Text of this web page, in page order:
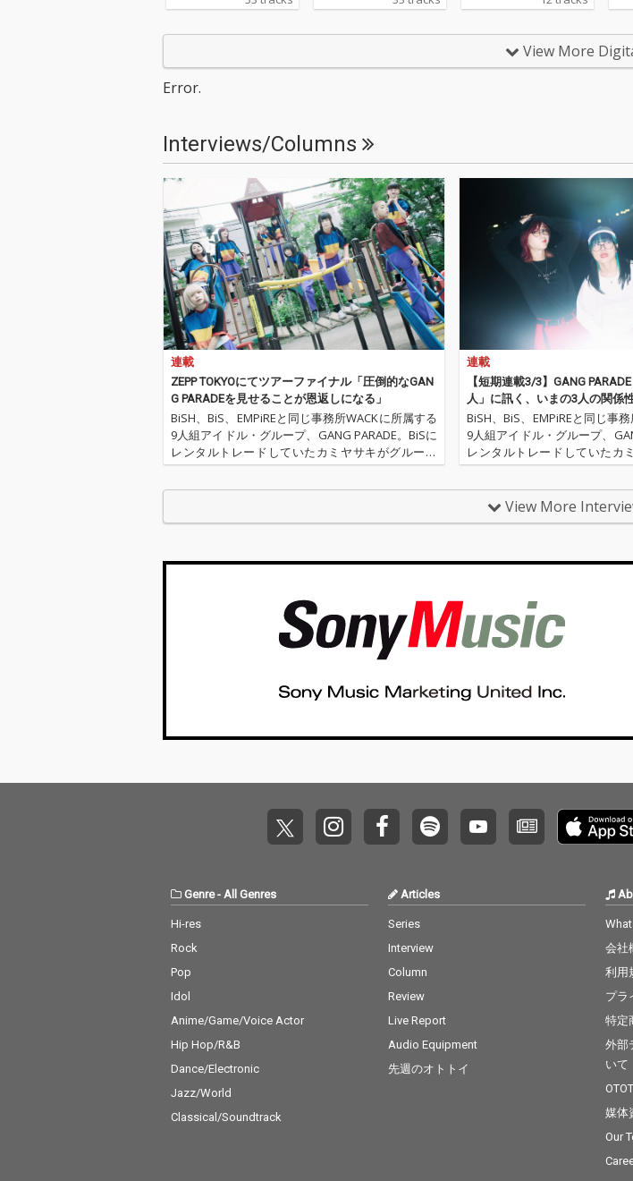
れる作品は、GANG PA
ちの10年間の歴史が凝
構成されたDisc1、11
人のメンバーが各自1
曲ずつセレクトしたDis
c2に加え、一般投票に
てDisc3の収録曲が決定
した。本アルバム収録
曲のうち、新たに11人
体制として収録する楽
曲は全て現在のメンバ
ー11人がボーカルの再
録を行った新バージョ
ンとして収録される。
Disc1（リード楽曲）の
再録でのボーカルレコ
ーディングディレクシ
ョンを、過去3曲の楽
曲提供とボーカルディ
レクションを行ってき
た草野華余子が担当し
ている。
れる作品は、GANG PA
構成されたDisc1、11
人のメンバーが各自1
曲ずつセレクトしたDis
c2に加え、一般投票に
てDisc3の収録曲が決定
した。本アルバム収録
曲のうち、新たに11人
体制として収録する楽
曲は全て現在のメンバ
ー11人がボーカルの再
録を行った新バージョ
ンとして収録される。
Disc1（リード楽曲）の
ーディングディレクシ
ョンを、過去3曲の楽
曲提供とボーカルディ
レクションを行ってき
た草野華余子が担当し
ている。
リースされる「GANG
NG PARADE SO LON
G!!」と11人体制での新
リ
G!!
View More
Error.
Interviews/Columns
連載
ZEPP TOKYOにてツアーファイナル「圧倒的なGAN
G PARADEを見せることが恩返しになる」
BiSH、BiS、EMPiREと同じ事務所WACKに所属する
9人組アイドル・グループ、GANG PARADE。BiSに
レンタルトレードしていたカミヤサキがグループ
に戻り、2018年3月12～18日にかけて開催された
連載
【短期連載3/3】GANG
人」に訊く、いまの3人の関係
からの未来
BiSH、BiS、EMPiREと同じ事
9人組アイドル・グループ、
レンタルトレードしていたカ
に戻り、2018年3月12～18日
View More
Genre- All Genres
Hi-res
Rock
Pop
Idol
Anime/Game/Voice Actor
Hip Hop/R&B
Dance/Electronic
Jazz/World
Classical/Soundtrack
Articles
Series
Interview
Column
Review
Live Report
Audio Equipment
先週のオトトイ
What
会社
利用
プラ
特定
外部
いて
媒体
Our